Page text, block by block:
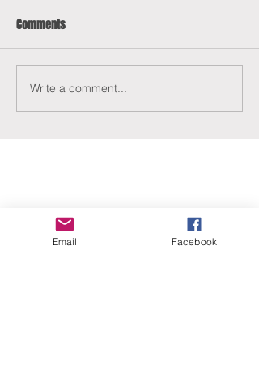
Comments
Write a comment...
ERANUS Alapítvány
Email Facebook